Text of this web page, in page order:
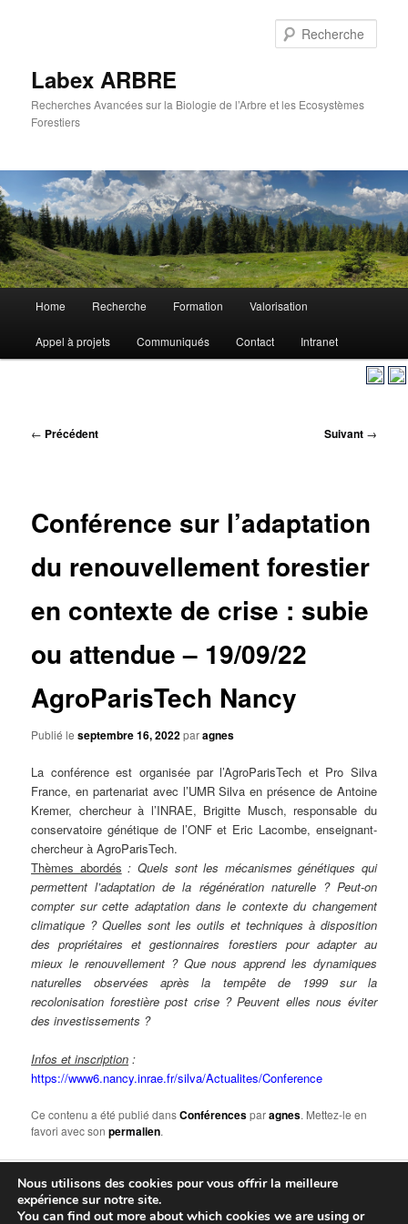
Labex ARBRE
Recherches Avancées sur la Biologie de l’Arbre et les Ecosystèmes
Forestiers
principal
Aller
au
principal
Home Recherche Formation Valorisation
Appel à projets Communiqués Contact Intranet
Navigation
← Précédent Suivant →
Conférence sur l’adaptation
du renouvellement forestier
en contexte de crise : subie
ou attendue – 19/09/22
AgroParisTech Nancy
Publié leseptembre 16, 2022paragnes
La conférence est organisée par l’AgroParisTech et Pro Silva
France, en partenariat avec l’UMR Silva en présence de Antoine
Kremer, chercheur à l’INRAE, Brigitte Musch, responsable du
conservatoire génétique de l’ONF et Eric Lacombe, enseignant-
chercheur à AgroParisTech.
Thèmes abordés : Quels sont les mécanismes génétiques qui
permettent l’adaptation de la régénération naturelle ? Peut-on
compter sur cette adaptation dans le contexte du changement
climatique ? Quelles sont les outils et techniques à disposition
des propriétaires et gestionnaires forestiers pour adapter au
mieux le renouvellement ? Que nous apprend les dynamiques
naturelles observées après la tempête de 1999 sur la
recolonisation forestière post crise ? Peuvent elles nous éviter
des investissements ?
Infos et inscription :
https://www6.nancy.inrae.fr/silva/Actualites/Conference
Ce contenu a été publié dansConférencesparagnes. Mettez-le en
favori avec sonpermalien.
Fièrement propulsé par WordPress
Connexion
Nous utilisons des cookies pour vous offrir la meilleure
expérience sur notre site.
You can find out more about which cookies we are using or